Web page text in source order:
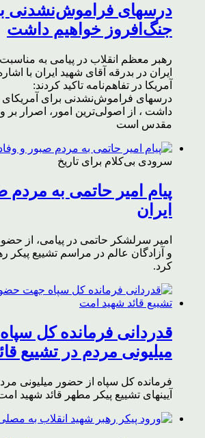
درسهای فراموش‌نشدنی
جنگ‌افروز خواهیم داشت
رهبر معظم انقلاب در پیامی به
ایران در بدرقه آقای شهید ایران با
آمریکا در تفاهم‌نامه تاکید کردند:
درسهای فراموش‌نشدنی برای آمریکای
داشت ، از اصولی‌ترین امور، اصرار بر
مقدس است
سرودی بی‌کلام برای تاریخ
پیام امیر حاتمی به مردم
ایران
امیر سرلشکر حاتمی در پیامی، از
و آزادگان عالم در مراسم تشییع پیکر
کرد.
قدردانی فرمانده کل
میلیونی مردم در تشییع
فرمانده کل سپاه از حضور میلیونی
آیینهای تشییع پیکر مطهر قائد شهید